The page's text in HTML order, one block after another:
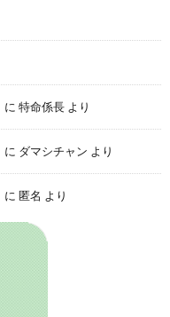
に 特命係長 より
に ダマシチャン より
に 匿名 より